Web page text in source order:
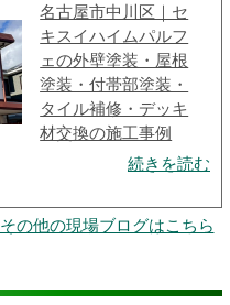
名古屋市中川区｜セ
キスイハイムパルフ
ェの外壁塗装・屋根
塗装・付帯部塗装・
タイル補修・デッキ
材交換の施工事例
続きを読む
その他の現場ブログはこちら